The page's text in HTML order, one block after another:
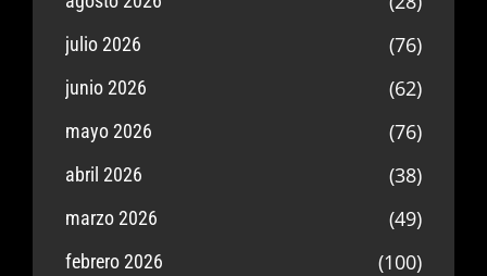
julio 2026 (76)
junio 2026 (62)
mayo 2026 (76)
abril 2026 (38)
marzo 2026 (49)
febrero 2026 (100)